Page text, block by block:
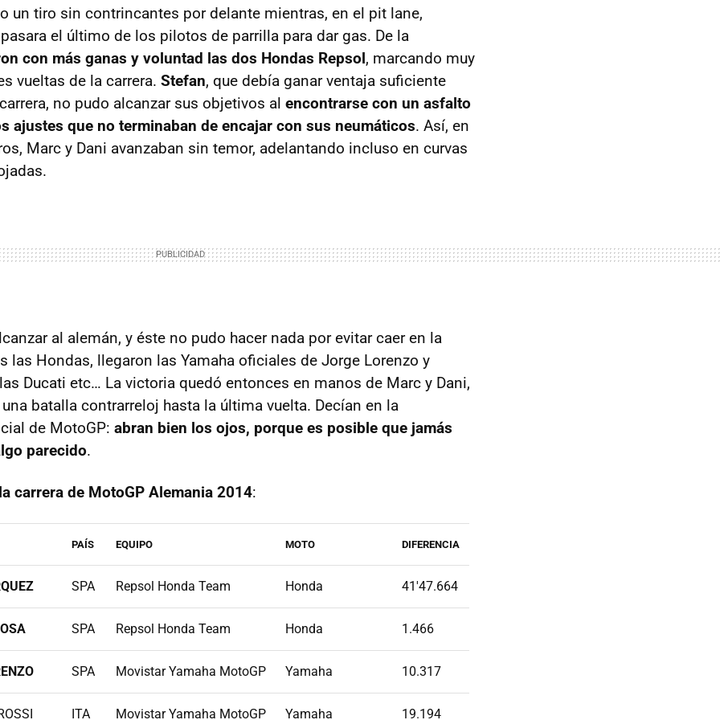
un tiro sin contrincantes por delante mientras, en el pit lane,
el último de los pilotos de parrilla para dar gas. De la
con más ganas y voluntad las dos Hondas Repsol, marcando muy
vueltas de la carrera. Stefan, que debía ganar ventaja suficiente
no pudo alcanzar sus objetivos al encontrarse con un asfalto
ajustes que no terminaban de encajar con sus neumáticos. Así, en
Marc y Dani avanzaban sin temor, adelantando incluso en curvas
al alemán, y éste no pudo hacer nada por evitar caer en la
las Hondas, llegaron las Yamaha oficiales de Jorge Lorenzo y
Ducati etc… La victoria quedó entonces en manos de Marc y Dani,
batalla contrarreloj hasta la última vuelta. Decían en la
de MotoGP: abran bien los ojos, porque es posible que jamás
parecido.
carrera de MotoGP Alemania 2014:
PAÍS EQUIPO MOTO DIFERENCIA
SPA Repsol Honda Team Honda 41'47.664
SPA Repsol Honda Team Honda 1.466
SPA Movistar Yamaha MotoGP Yamaha 10.317
ITA Movistar Yamaha MotoGP Yamaha 19.194